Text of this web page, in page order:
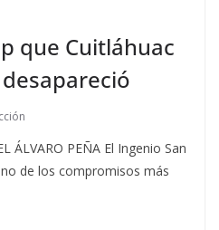
que Cuitláhuac
ÁLVARO PEÑA El Ingenio San
de los compromisos más